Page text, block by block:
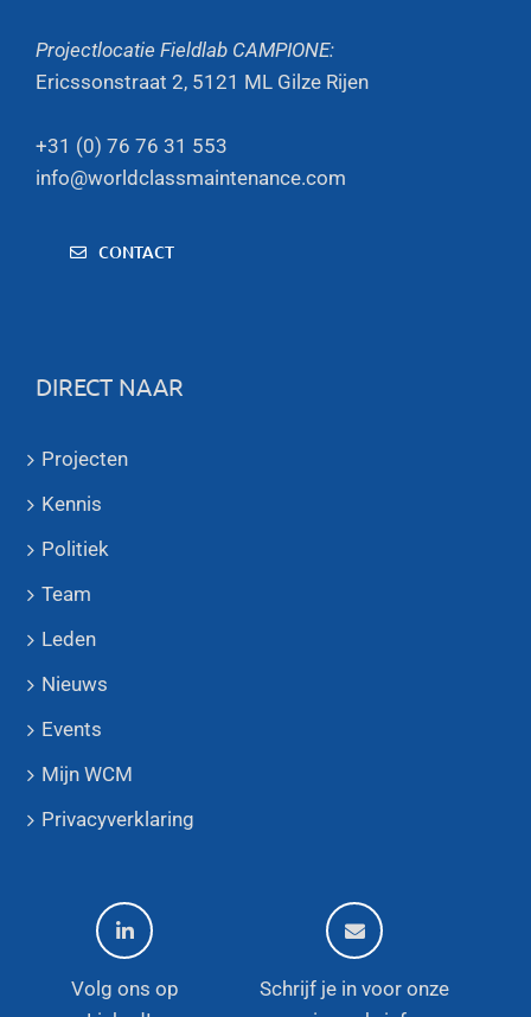
Projectlocatie Fieldlab CAMPIONE:
Ericssonstraat 2, 5121 ML Gilze Rijen
+31 (0) 76 76 31 553
info@worldclassmaintenance.com
CONTACT
DIRECT NAAR
Projecten
Kennis
Politiek
Team
Leden
Nieuws
Events
Mijn WCM
Privacyverklaring
Volg ons op
Schrijf je in voor onze